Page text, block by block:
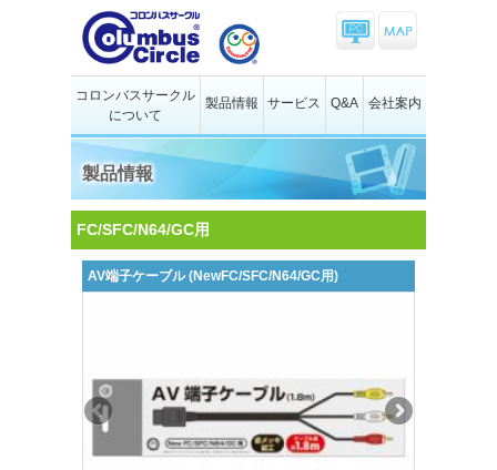
コロンバスサークル
について
製品情報 サービス Q&A 会社案内
製品情報
FC/SFC/N64/GC用
AV端子ケーブル (NewFC/SFC/N64/GC用)